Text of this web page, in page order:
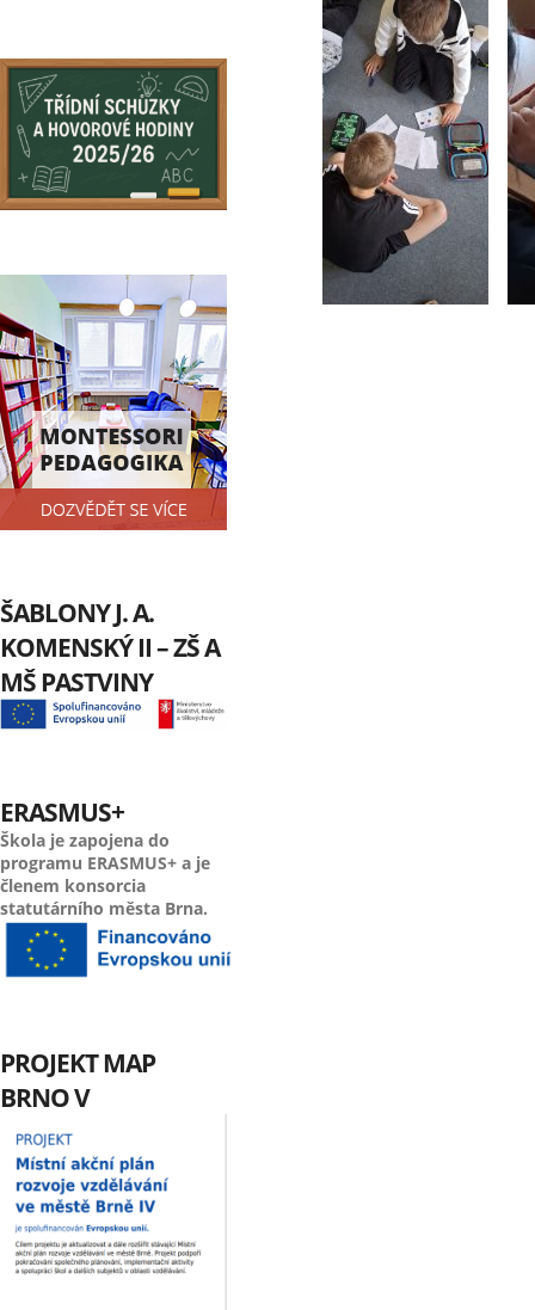
ŠABLONY J. A.
KOMENSKÝ II – ZŠ A
MŠ PASTVINY
ERASMUS+
Škola je zapojena do
programu ERASMUS+ a je
členem konsorcia
statutárního města Brna.
PROJEKT MAP
BRNO V